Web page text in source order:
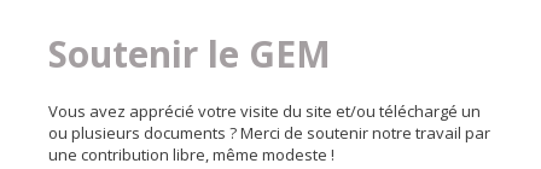
Soutenir le GEM
Vous avez apprécié votre visite du site et/ou téléchargé un
ou plusieurs documents ? Merci de soutenir notre travail par
une contribution libre, même modeste !